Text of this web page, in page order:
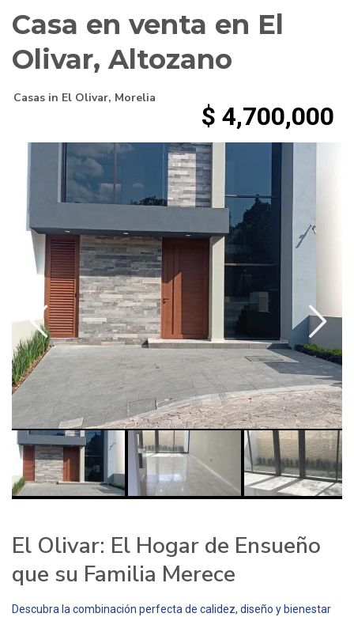
Casa en venta en El
Olivar, Altozano
Casas in El Olivar, Morelia
$ 4,700,000
El Olivar: El Hogar de Ensueño
que su Familia Merece
Descubra la combinación perfecta de calidez, diseño y bienestar